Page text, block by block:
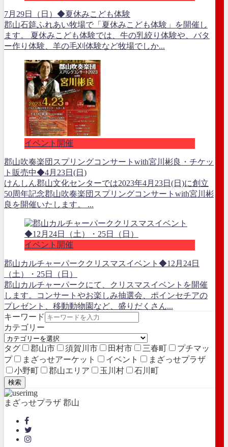
7月29日（日）◆夏休みこども体験
郡山石筵ふれあい牧場で「夏休みこども体験」を開催し
ます。 夏休みこども体験では、牛の乳絞り体験や、バタ
ー作り体験、羊の毛刈体験など牧場でしか...
イベント開催
郡山吹奏楽団スプリングコンサートwith宮川彬良・チケッ
ト販売中◆4月23日(日)
けんしん郡山文化センターでは2023年4月23日(日)に創立
50周年記念郡山吹奏楽団スプリングコンサートwith宮川彬
良を開催いたします。 ...
イベント開催
郡山カルチャーパーククリスマスイベント◆12月24日
（土）・25日（日）
郡山カルチャーパークにて、クリスマスイベントを開催
します。コンサートやお楽しみ抽選会、ポインセチアの
プレゼント、移動動物園など、盛りだくさん...
キーワード
カテゴリー
タグ 郡山市 須賀川市 田村市 三春町
プチマッ
プ
まざっせアーケット イベント
まざっせプラザ
小野町
郡山エリア 玉川村 石川町
検索
まざっせプラザ 郡山